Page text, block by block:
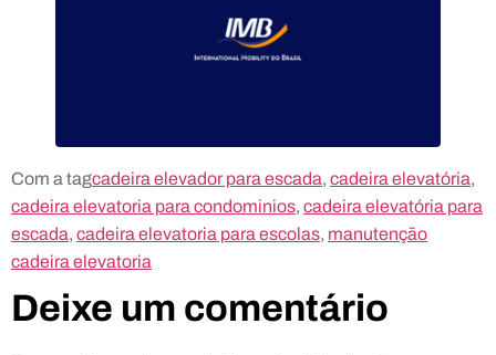
Com a tagcadeira elevador para escada, cadeira elevatória,
cadeira elevatoria para condominios, cadeira elevatória para
escada, cadeira elevatoria para escolas, manutenção
cadeira elevatoria
Deixe um comentário